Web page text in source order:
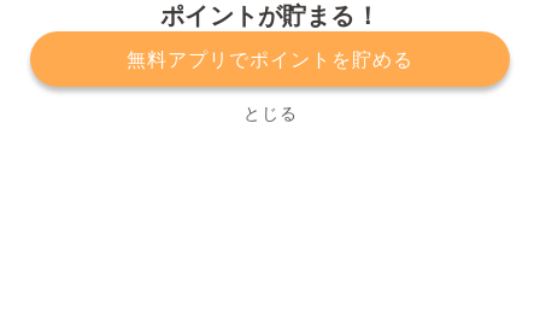
ポイントが貯まる！
無料アプリでポイントを貯める
とじる
プライバシーポリシー 利用規約
運営会社
サービスに関してのお問い合わせ